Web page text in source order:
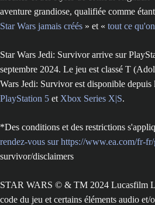
aventure grandiose, qualifiée comme
Star Wars jamais créés » et « tout ce
Star Wars Jedi: Survivor arrive sur
septembre 2024. Le jeu est classé T
Wars Jedi: Survivor est disponible
PlayStation 5 et Xbox Series X|S.
*Des conditions et des restrictions
rendez-vous sur https://www.ea.com/fr-fr/
survivor/disclaimers
STAR WARS © & TM 2024 Lucasfilm
code du jeu et certains éléments audio